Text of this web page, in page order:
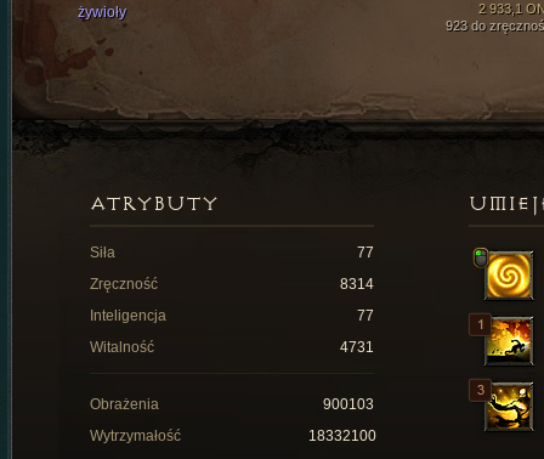
2 933,1
923 do
żywioły
ATRYBUTY
Siła
77
Zręczność
8314
Inteligencja
77
Witalność
4731
Obrażenia
900103
Wytrzymałość
18332100